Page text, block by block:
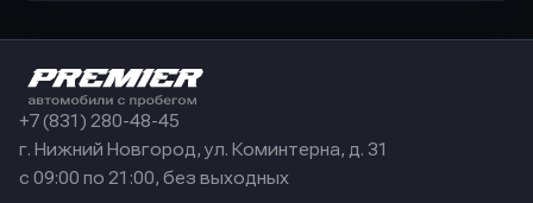
+7 (831) 280-48-45
г. Нижний Новгород, ул. Коминтерна, д. 31
с 09:00 по 21:00, без выходных